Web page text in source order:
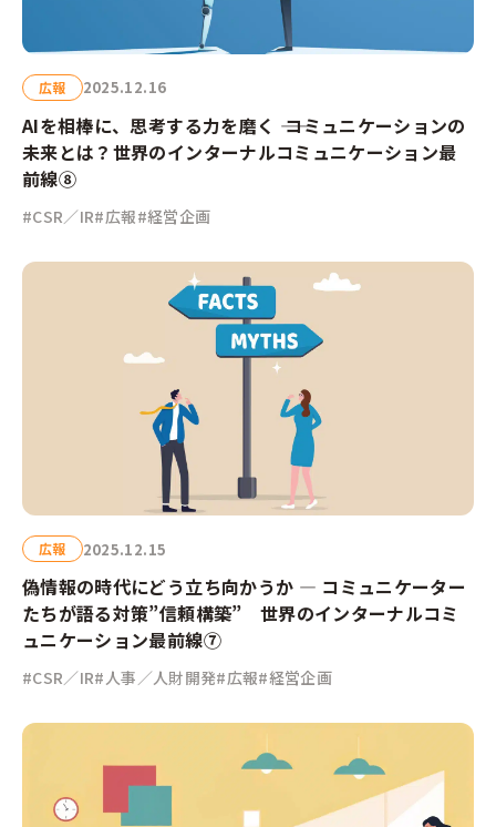
広報 2025.12.16
AIを相棒に、思考する力を磨く ―― コミュニケーションの
未来とは？世界のインターナルコミュニケーション最
前線⑧
#CSR／IR#広報#経営企画
広報 2025.12.15
偽情報の時代にどう立ち向かうか — コミュニケーター
たちが語る対策”信頼構築” 世界のインターナルコミ
ュニケーション最前線⑦
#CSR／IR#人事／人財開発#広報#経営企画